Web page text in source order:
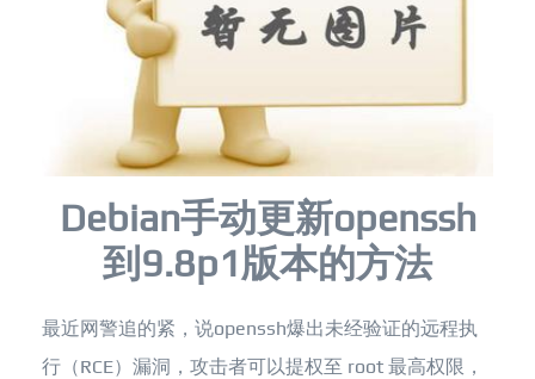
Debian手动更新openssh
到9.8p1版本的方法
最近网警追的紧，说openssh爆出未经验证的远程执
行（RCE）漏洞，攻击者可以提权至 root 最高权限，